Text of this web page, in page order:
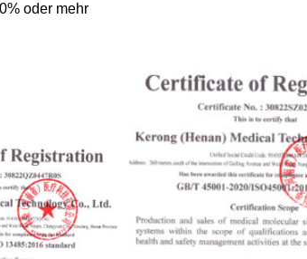
oder mehr